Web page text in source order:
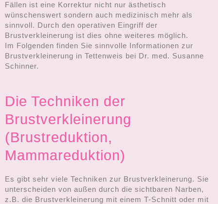
Fällen ist eine Korrektur nicht nur ästhetisch
wünschenswert sondern auch medizinisch mehr als
sinnvoll. Durch den operativen Eingriff der
Brustverkleinerung ist dies ohne weiteres möglich.
Im Folgenden finden Sie sinnvolle Informationen zur
Brustverkleinerung in Tettenweis bei Dr. med. Susanne
Schinner.
Die Techniken der
Brustverkleinerung
(Brustreduktion,
Mammareduktion)
Es gibt sehr viele Techniken zur Brustverkleinerung. Sie
unterscheiden von außen durch die sichtbaren Narben,
z.B. die Brustverkleinerung mit einem T-Schnitt oder mit